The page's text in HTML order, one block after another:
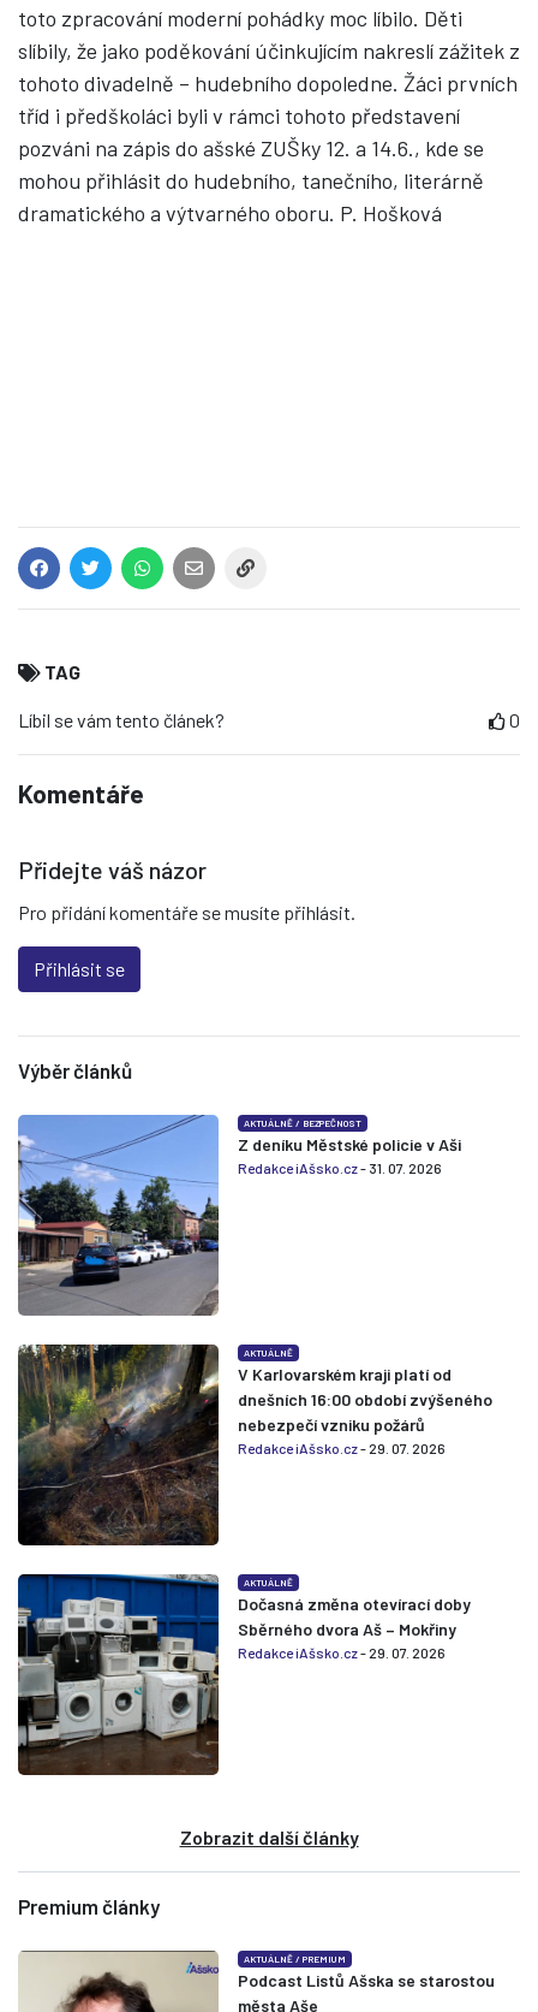
toto zpracování moderní pohádky moc líbilo. Děti
slíbily, že jako poděkování účinkujícím nakreslí zážitek z
tohoto divadelně – hudebního dopoledne. Žáci prvních
tříd i předškoláci byli v rámci tohoto představení
pozváni na zápis do ašské ZUŠky 12. a 14.6., kde se
mohou přihlásit do hudebního, tanečního, literárně
dramatického a výtvarného oboru. P. Hošková
TAG
Líbil se vám tento článek? 0
Komentáře
Přidejte váš názor
Pro přidání komentáře se musíte přihlásit.
Přihlásit se
Výběr článků
AKTUÁLNĚ / BEZPEČNOST
Z deníku Městské policie v Aši
Redakce iAšsko.cz- 31. 07. 2026
AKTUÁLNĚ
V Karlovarském kraji platí od
dnešních 16:00 období zvýšeného
nebezpečí vzniku požárů
Redakce iAšsko.cz- 29. 07. 2026
AKTUÁLNĚ
Dočasná změna otevírací doby
Sběrného dvora Aš – Mokřiny
Redakce iAšsko.cz- 29. 07. 2026
Zobrazit další články
Premium články
AKTUÁLNĚ /PREMIUM
Podcast Listů Ašska se starostou
města Aše